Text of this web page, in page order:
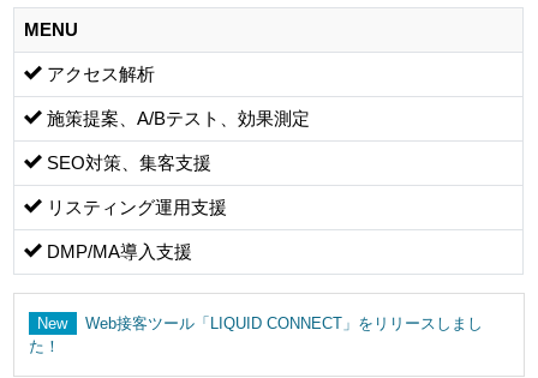
MENU
アクセス解析
施策提案、A/Bテスト、効果測定
SEO対策、集客支援
リスティング運用支援
DMP/MA導入支援
New
Web接客ツール「LIQUID CONNECT」をリリースしまし
た！